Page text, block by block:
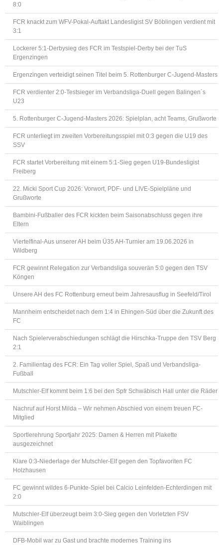
8:0
FCR knackt zum WFV-Pokal-Auftakt Landesligist SV Böblingen verdient mit
3:1
Lockerer 5:1-Derbysieg des FCR im Testspiel-Derby bei der TuS
Ergenzingen
Ergenzingen verteidigt seinen Titel beim 5. Rottenburger C-Jugend-Masters
FCR verdienter 2:0-Testsieger im Verbandsliga-Duell gegen Balingen´s
U23
5. Rottenburger C-Jugend-Masters 2026: Spielplan, acht Teams, Grußworte
FCR unterliegt im zweiten Vorbereitungsspiel mit 0:3 gegen die U19 des
SSV
FCR startet Vorbereitung mit einem 5:1-Sieg gegen U19-Bundesligist
Freiberg
22. Micki Sport Cup 2026: Vorwort, PDF- und LIVE-Spielpläne und
Grußworte
Bambini-Fußballer des FCR kickten beim Saisonabschluss gegen ihre
Eltern
Viertelfinal-Aus unserer AH beim Ü35 AH-Turnier am 19.06.2026 in
Wildberg
FCR gewinnt Relegation zur Verbandsliga souverän 5:0 gegen den TSV
Köngen
Unsere AH des FC Rottenburg erneut beim Jahresausflug in Seefeld/Tirol
Mannheim entscheidet nach dem 1:4 in Ehingen-Süd über die Zukunft des
FC
Nach Spielerverabschiedungen schlägt die Hirschka-Truppe den TSV Berg
2:1
2. Familientag des FCR: Ein Tag voller Spiel, Spaß und Verbandsliga-
Fußball
Mutschler-Elf kommt beim 1:6 bei den Spfr Schwäbisch Hall unter die Räder
Nachruf auf Horst Milda – Wir nehmen Abschied von einem treuen FC-
Mitglied
Sportlerehrung Sportjahr 2025: Damen & Herren mit Plakette
ausgezeichnet
Klare 0:3-Niederlage der Mutschler-Elf gegen den Topfavoriten FC
Holzhausen
FC gewinnt wildes 6-Punkte-Spiel bei Calcio Leinfelden-Echterdingen mit
2:0
Mutschler-Elf überzeugt beim 3:0-Sieg gegen den Vorletzten FSV
Waiblingen
DFB-Mobil war zu Gast und brachte modernes Training ins